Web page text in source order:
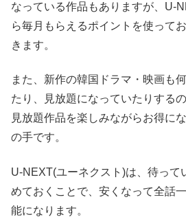
なっている作品もありますが、U-
ら毎月もらえるポイントを使って
きます。
また、新作の韓国ドラマ・映画も
たり、見放題になっていたりする
見放題作品を楽しみながらお得に
の手です。
U-NEXT(ユーネクスト)は、待って
めておくことで、安くなって全話
能になります。